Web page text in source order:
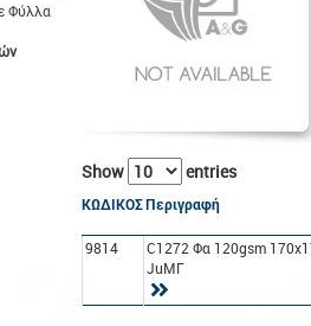
Φύλλα
Show entries
ΚΩΔΙΚΟΣΠεριγραφή
9814
C1272 Φα 120gsm
JuΜΓ